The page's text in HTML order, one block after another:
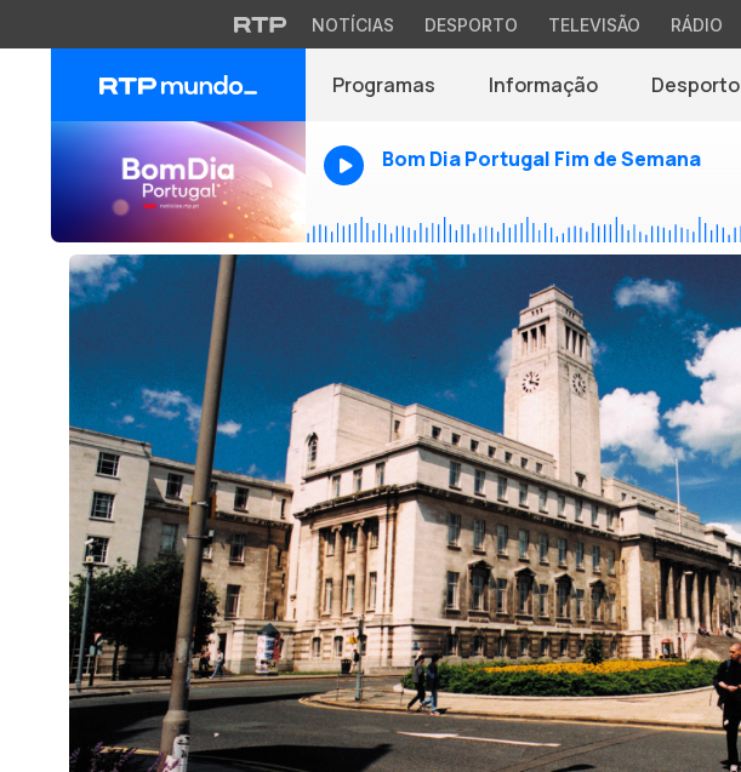
NOTÍCIAS DESPORTO TELEVISÃO RÁDIO
Programas Informação Desporto
Bom Dia Portugal Fim de Semana